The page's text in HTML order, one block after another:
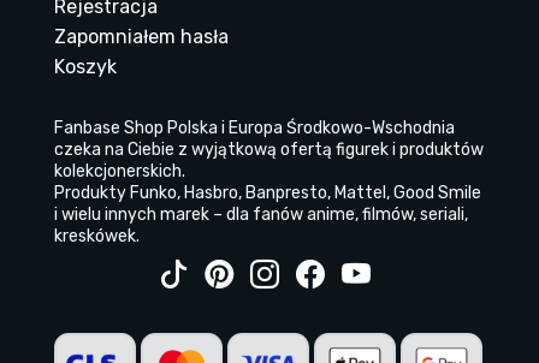
Rejestracja
Zapomniałem hasła
Koszyk
Fanbase Shop Polska i Europa Środkowo-Wschodnia
czeka na Ciebie z wyjątkową ofertą figurek i produktów
kolekcjonerskich.
Produkty Funko, Hasbro, Banpresto, Mattel, Good Smile
i wielu innych marek – dla fanów anime, filmów, seriali,
kreskówek.